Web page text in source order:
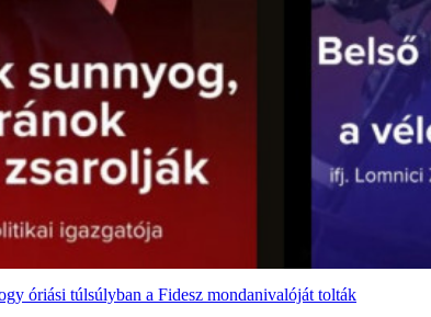
óriási túlsúlyban a Fidesz mondanivalóját tolták